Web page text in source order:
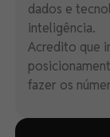
dados e
inteligência.
Acredito que
fazer os